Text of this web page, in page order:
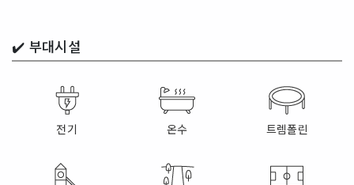
✔️ 부대시설
전기 온수 트렘폴린